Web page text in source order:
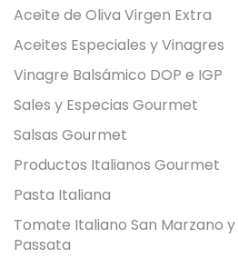
Aceite de Oliva Virgen Extra
Aceites Especiales y Vinagres
Vinagre Balsámico DOP e IGP
Sales y Especias Gourmet
Salsas Gourmet
Productos Italianos Gourmet
Pasta Italiana
Tomate Italiano San Marzano y
Passata